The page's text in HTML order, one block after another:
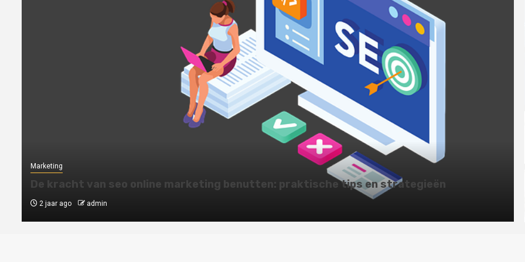
Marketing
De kracht van seo online marketing benutten: praktische tips en strategieën
2 jaar ago admin